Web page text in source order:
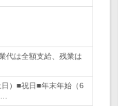
代は全額支給、残業は
）■祝日■年末年始（6